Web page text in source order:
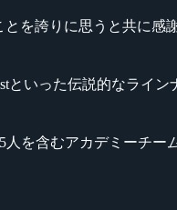
を誇りに思うと共に感
といった伝説的なライ
人を含むアカデミーチ